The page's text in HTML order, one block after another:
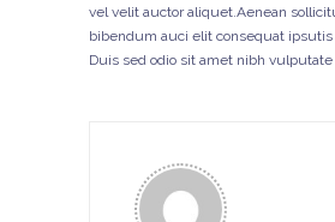
vel velit auctor aliquet.Aenean
bibendum auci elit consequat
Duis sed odio sit amet nibh